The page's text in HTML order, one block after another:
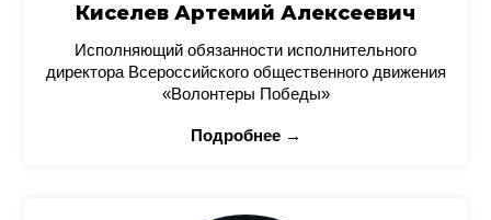
Киселев Артемий Алексеевич
Исполняющий обязанности исполнительного
директора Всероссийского общественного движения
«Волонтеры Победы»
Подробнее →